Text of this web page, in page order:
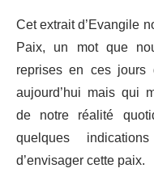
Cet extrait d’Evangile
Paix, un mot que
reprises en ces
aujourd’hui mais qui
de notre réalité
quelques
d’envisager cette paix.